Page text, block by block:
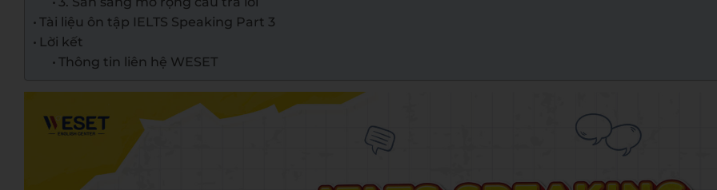
Tài liệu ôn tập IELTS Speaking Part 3
Lời kết
Thông tin liên hệ WESET